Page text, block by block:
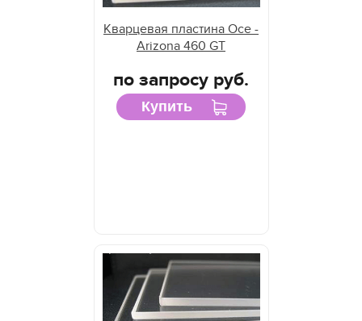
Кварцевая пластина Oce -
Arizona 460 GT
по запросу руб.
Купить